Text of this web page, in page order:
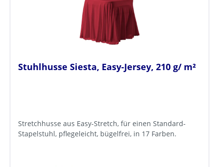
Stuhlhusse Siesta, Easy-Jersey, 210 g/ m²
Stretchhusse aus Easy-Stretch, für einen Standard-
Stapelstuhl, pflegeleicht, bügelfrei, in 17 Farben.